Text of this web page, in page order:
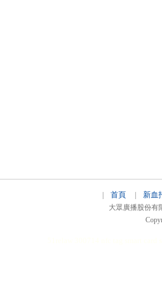
首頁 新血
大眾廣播股份有